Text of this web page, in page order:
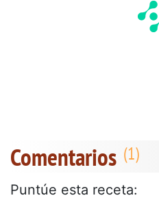
Comentarios
Puntúe esta receta: